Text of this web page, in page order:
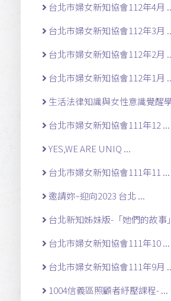
台北市婦女新知協會112年4月
台北市婦女新知協會112年3月
台北市婦女新知協會112年2月
台北市婦女新知協會112年1月
生活法律知識與女性意識覺醒
台北市婦女新知協會111年12 ...
YES,WE ARE UNIQ ...
台北市婦女新知協會111年11 ...
邀請妳~迎向2023 台北 ...
台北新知姊妹版-「她們的故事
台北市婦女新知協會111年10 ...
台北市婦女新知協會111年9月
1004信義區照顧者紓壓課程- ...